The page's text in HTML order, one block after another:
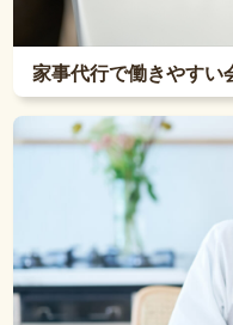
家事代行で働きやすい